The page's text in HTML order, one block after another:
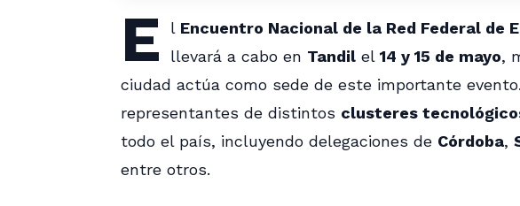
E l Encuentro Nacional de la Red Federal de
llevará a cabo en Tandilel 14 y 15 de mayo,
ciudad actúa como sede de este importante
representantes de distintos clusteres
todo el país, incluyendo delegaciones de Córdoba,
entre otros.